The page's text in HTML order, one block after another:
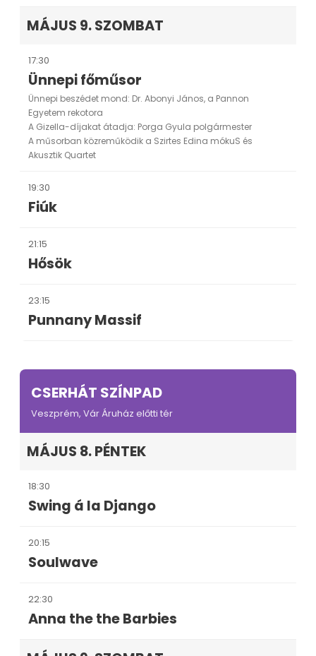
MÁJUS 9. SZOMBAT
17:30
Ünnepi főműsor
Ünnepi beszédet mond: Dr. Abonyi János, a Pannon
Egyetem rekotora
A Gizella-díjakat átadja: Porga Gyula polgármester
A műsorban közreműködik a Szirtes Edina mókuS és
Akusztik Quartet
19:30
Fiúk
21:15
Hősök
23:15
Punnany Massif
CSERHÁT SZÍNPAD
Veszprém, Vár Áruház előtti tér
MÁJUS 8. PÉNTEK
18:30
Swing á la Django
20:15
Soulwave
22:30
Anna the the Barbies